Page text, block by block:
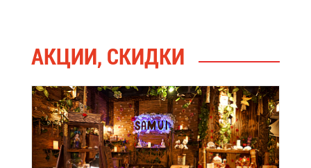
АК­ЦИИ, СКИД­КИ